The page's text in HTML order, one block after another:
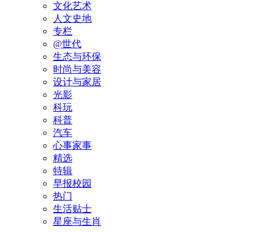
文化艺术
人文史地
专栏
@世代
生态与环保
时尚与美容
设计与家居
光影
科玩
科普
汽车
心事家事
精选
特辑
早报校园
热门
生活贴士
星座与生肖